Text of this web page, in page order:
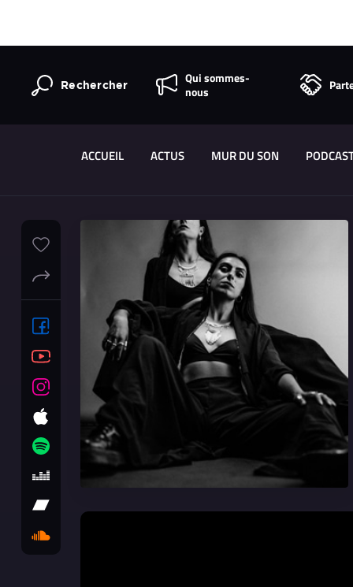
Rechercher
Qui sommes-
nous
ACCUEIL ACTUS MUR DU SON